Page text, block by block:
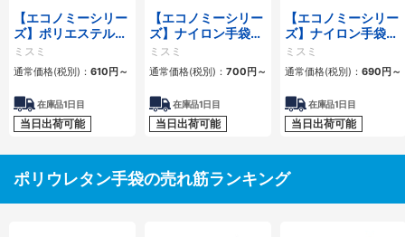
【エコノミーシリー
ズ】ポリエステル手
袋（指先PUコーテ
ィング）
ミスミ
通常価格(税別)： 610円 ～
在庫品1日目
当日出荷可能
【エコノミーシリー
ズ】ナイロン手袋
（手のひらPUコー
ティング）
ミスミ
通常価格(税別)： 700円 ～
在庫品1日目
当日出荷可能
【エコノミーシリー
ズ】ナイロン手袋
（指先PUコーティ
ング）
ミスミ
通常価格(税別)： 690円 ～
在庫品1日目
当日出荷可能
ポリウレタン手袋の売れ筋ランキング